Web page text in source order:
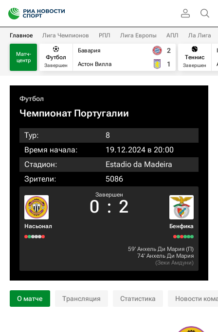
Главное Лига Чемпионов РПЛ Лига Европы АПЛ Ла Лига
Матч-
центр
Футбол
Завершен
Бавария
Астон Вилла
2
1
Теннис
Завершен
Футбол
Чемпионат Португалии
Тур:
8
Время начала:
19.12.2024 в 20:00
Стадион:
Estadio da Madeira
Зрители:
5086
Насьонал
Завершен
0 : 2
Бенфика
59‎’‎ Анхель Ди Мария (П)
74‎’‎ Анхель Ди Мария
(Зеки Амдуни)
О матче Трансляция Статистика Новости